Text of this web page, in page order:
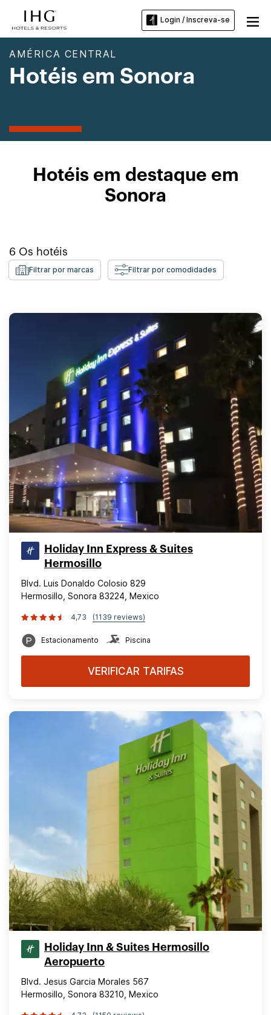
Login / Inscreva-se
AMÉRICA CENTRAL
Hotéis em Sonora
Hotéis em destaque em
Sonora
6 Os hotéis
Filtrar por marcas Filtrar por comodidades
Holiday Inn Express & Suites
Hermosillo
Blvd. Luis Donaldo Colosio 829
Hermosillo, Sonora 83224, Mexico
4,73 (1139 reviews)
Estacionamento Piscina
VERIFICAR TARIFAS
Holiday Inn & Suites Hermosillo
Aeropuerto
Blvd. Jesus Garcia Morales 567
Hermosillo, Sonora 83210, Mexico